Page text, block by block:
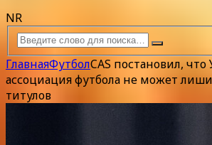
NR
ГлавнаяФутболCAS постановил, что
ассоциация футбола не может
титулов